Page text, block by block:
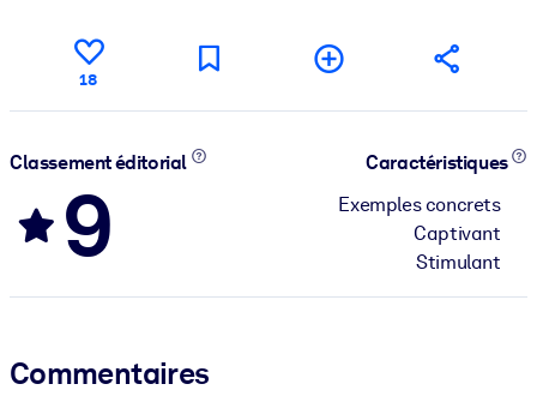
18
Classement éditorial
9
Caractéristiques
Exemples concrets
Captivant
Stimulant
Commentaires